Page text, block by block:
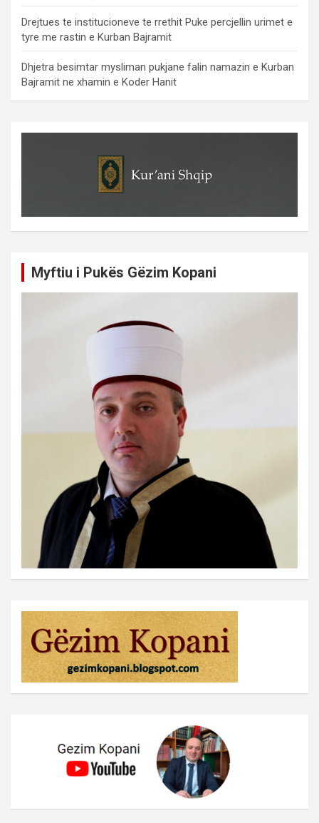
Drejtues te institucioneve te rrethit Puke percjellin urimet e
tyre me rastin e Kurban Bajramit
Dhjetra besimtar mysliman pukjane falin namazin e Kurban
Bajramit ne xhamin e Koder Hanit
Myftiu i Pukës Gëzim Kopani